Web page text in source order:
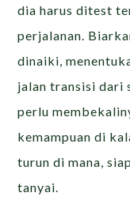
dia harus ditest
perjalanan.
dinaiki,
jalan transisi dari
perlu
kemampuan di
turun di mana,
tanyai.